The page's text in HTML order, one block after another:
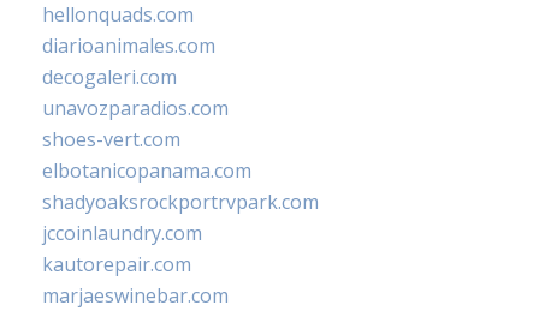
hellonquads.com
diarioanimales.com
decogaleri.com
unavozparadios.com
shoes-vert.com
elbotanicopanama.com
shadyoaksrockportrvpark.com
jccoinlaundry.com
kautorepair.com
marjaeswinebar.com